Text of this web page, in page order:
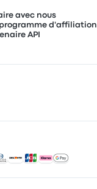
avec nous
d'affiliation
API